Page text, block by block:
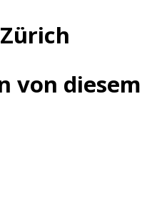
von